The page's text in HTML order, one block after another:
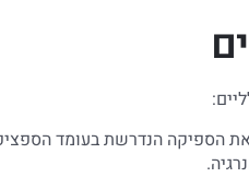
הספיקה הנדרשת בעומד